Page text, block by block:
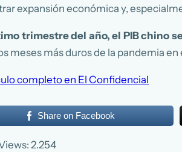
expansión económica y,
trimestre del año, el PIB chino
meses más duros de la pandemia
completo en El Confidencial
Share on Facebook
2.254